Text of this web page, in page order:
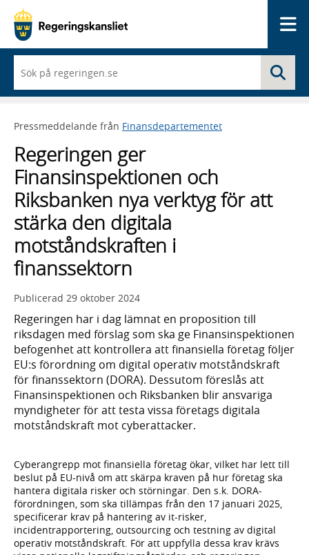
du
börjar
skriva
framträder
lista
med
sökförslag
Pressmeddelande från Finansdepartementet
Regeringen ger
Finansinspektionen och
Riksbanken nya verktyg för att
stärka den digitala
motståndskraften i
finanssektorn
Publicerad 29 oktober 2024
Regeringen har i dag lämnat en proposition till
riksdagen med förslag som ska ge Finansinspektionen
befogenhet att kontrollera att finansiella företag följer
EU:s förordning om digital operativ motståndskraft
för finanssektorn (DORA). Dessutom föreslås att
Finansinspektionen och Riksbanken blir ansvariga
myndigheter för att testa vissa företags digitala
motståndskraft mot cyberattacker.
Cyberangrepp mot finansiella företag ökar, vilket har lett till
beslut på EU-nivå om att skärpa kraven på hur företag ska
hantera digitala risker och störningar. Den s.k. DORA-
förordningen, som ska tillämpas från den 17 januari 2025,
specificerar krav på hantering av it-risker,
incidentrapportering, outsourcing och testning av digital
operativ motståndskraft. För att uppfylla dessa krav krävs